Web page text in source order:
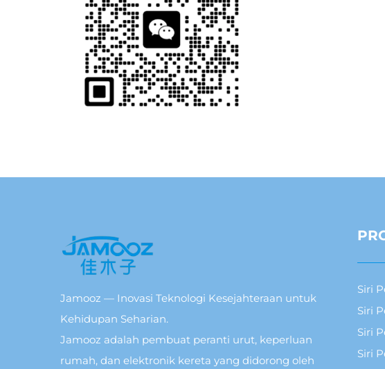
Jamooz — Inovasi Teknologi Kesejahteraan untuk
Kehidupan Seharian.
Jamooz adalah pembuat peranti urut, keperluan
rumah, dan elektronik kereta yang didorong oleh
Siri
Siri
Siri
Siri